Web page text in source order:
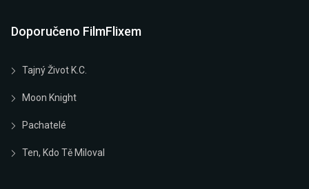
Doporučeno FilmFlixem
Tajný Život K.C.
Moon Knight
Pachatelé
Ten, Kdo Tě Miloval